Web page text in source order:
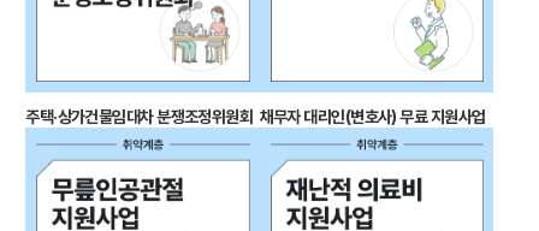
주택·상가건물임대차 분쟁조정위원회 채무자 대리인(변호사) 무료 지원사업